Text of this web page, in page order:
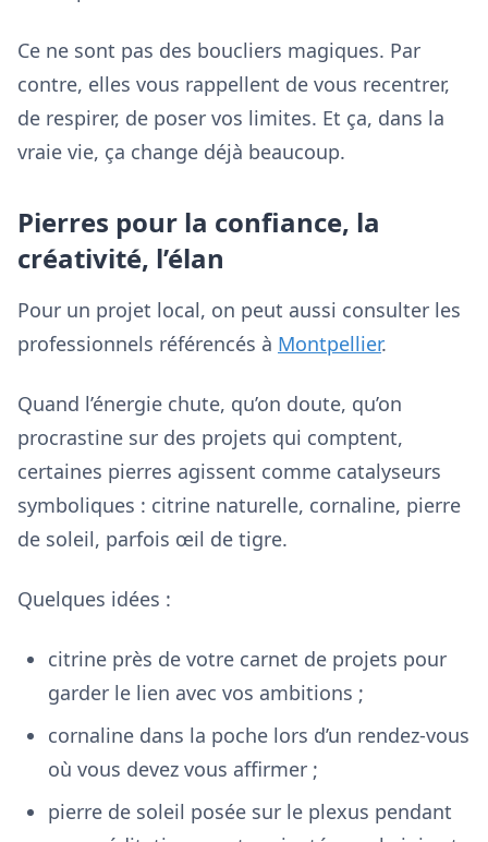
Ce ne sont pas des boucliers magiques. Par
contre, elles vous rappellent de vous recentrer,
de respirer, de poser vos limites. Et ça, dans la
vraie vie, ça change déjà beaucoup.
Pierres pour la confiance, la
créativité, l’élan
Pour un projet local, on peut aussi consulter les
professionnels référencés à Montpellier.
Quand l’énergie chute, qu’on doute, qu’on
procrastine sur des projets qui comptent,
certaines pierres agissent comme catalyseurs
symboliques : citrine naturelle, cornaline, pierre
de soleil, parfois œil de tigre.
Quelques idées :
citrine près de votre carnet de projets pour
garder le lien avec vos ambitions ;
cornaline dans la poche lors d’un rendez-vous
où vous devez vous affirmer ;
pierre de soleil posée sur le plexus pendant